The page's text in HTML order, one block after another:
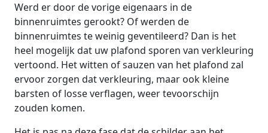
Werd er door de vorige eigenaars in de
binnenruimtes gerookt? Of werden de
binnenruimtes te weinig geventileerd? Dan is het
heel mogelijk dat uw plafond sporen van verkleuring
vertoond. Het witten of sauzen van het plafond zal
ervoor zorgen dat verkleuring, maar ook kleine
barsten of losse verflagen, weer tevoorschijn
zouden komen.